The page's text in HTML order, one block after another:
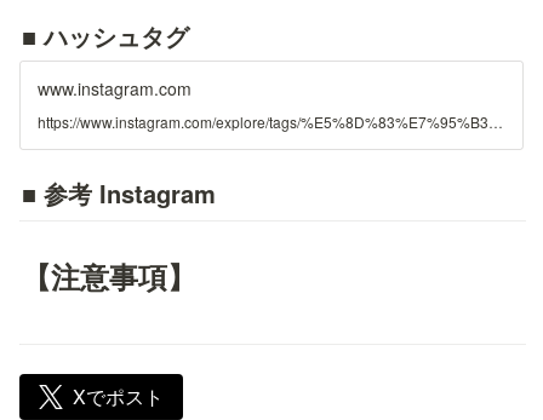
■ ハッシュタグ
www.instagram.com
https://www.instagram.com/explore/tags/%E5%8D%83%E7%95%B3%E6%95%B7%E3%82%AB%E3%83%BC%E3%83%AB/
■ 参考 Instagram
【注意事項】
Xでポスト